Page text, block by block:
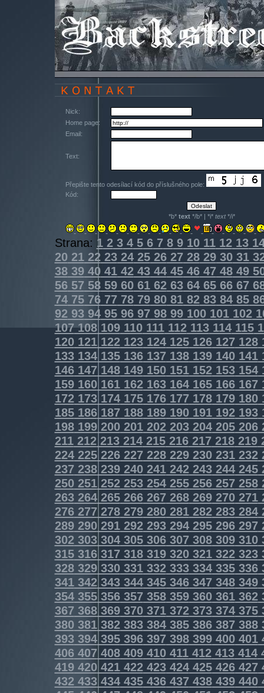
Nick:
Home page:
Email:
Text:
Přepište tento odesílací kód do příslušného pole:
Kód:
*b* text*/b* | *i* text*/i*
Strana: 12345678910111213
20 2122232425262728293031
383940414243444546474849
5657 58596061626364656667
747576777879808182838485
9293949596979899100101102
107108109110111112113114115
120121122123124125126127128
133134135136137138139140141
146147148149150151152153154
159160161162163164165166167
172173174175176177178179180
185186187188189190191192193
198199200201202203204205206
211212213214215216217218219
224225226227228229230231232
237238239240241242243244245
250251252253254255256257258
263264265266267268269270271
276277278279280281282283284
289290291292293294295296297
302303304305306307308309310
315316317318319320321322323
328329330331332333334335336
341342343344345346347348349
354355356357358359360361362
367 368369370371372373374375
380 381382383384385386387388
393394395396397398399400401
406407408409410411412413414
419420421422423424425426427
432433434435436437438439440